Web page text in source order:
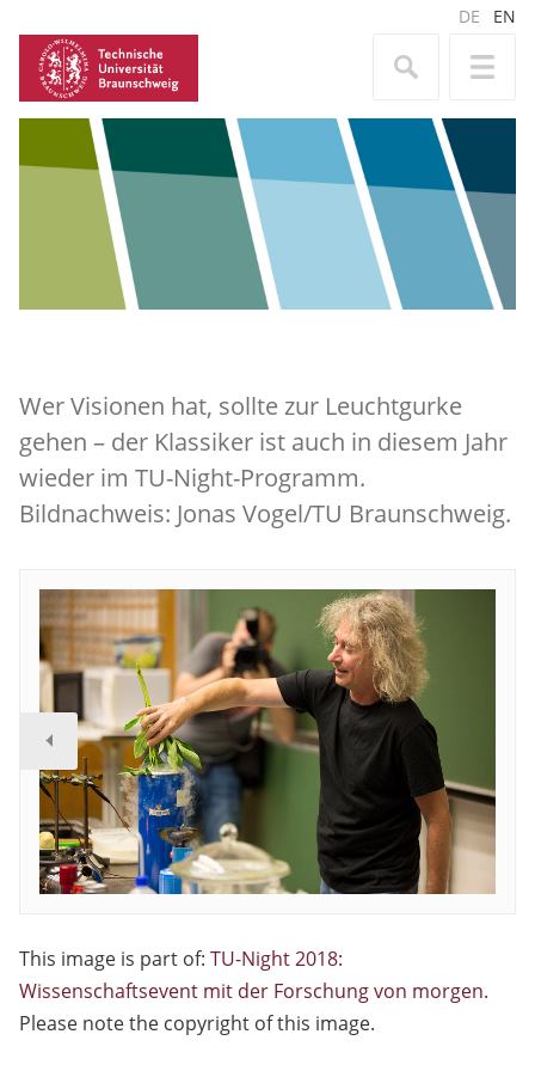
DE EN
Wer Visionen hat, sollte zur Leuchtgurke
gehen – der Klassiker ist auch in diesem Jahr
wieder im TU-Night-Programm.
Bildnachweis: Jonas Vogel/TU Braunschweig.
This image is part of: TU-Night 2018:
Wissenschaftsevent mit der Forschung von morgen.
Please note the copyright of this image.